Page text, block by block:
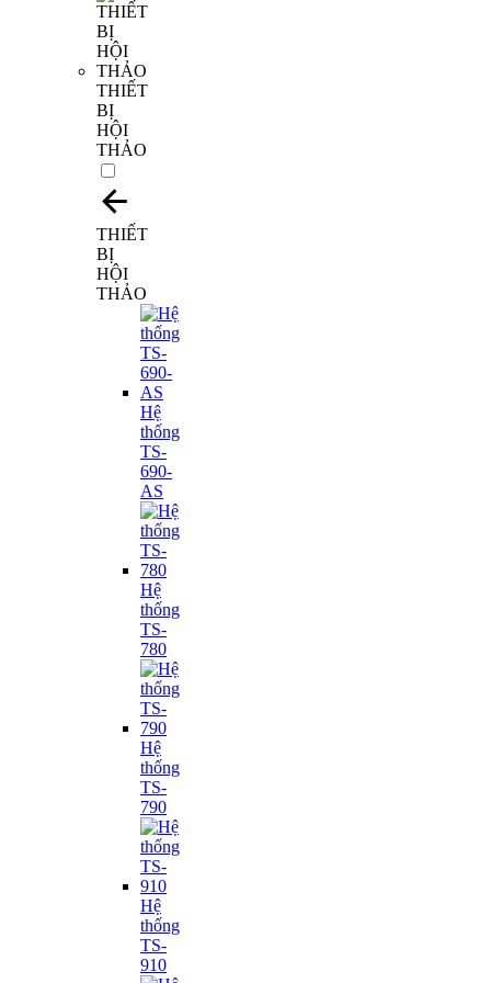
THIẾT
BỊ
HỘI
THẢO
THIẾT
BỊ
HỘI
THẢO
Hệ
thống
TS-
690-
AS
Hệ
thống
TS-
780
Hệ
thống
TS-
790
Hệ
thống
TS-
910